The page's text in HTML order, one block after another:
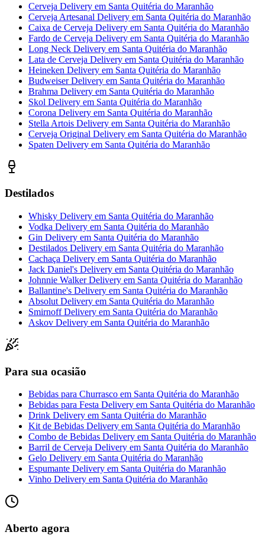
Cerveja Delivery em Santa Quitéria do Maranhão
Cerveja Artesanal Delivery em Santa Quitéria do Maranhão
Caixa de Cerveja Delivery em Santa Quitéria do Maranhão
Fardo de Cerveja Delivery em Santa Quitéria do Maranhão
Long Neck Delivery em Santa Quitéria do Maranhão
Lata de Cerveja Delivery em Santa Quitéria do Maranhão
Heineken Delivery em Santa Quitéria do Maranhão
Budweiser Delivery em Santa Quitéria do Maranhão
Brahma Delivery em Santa Quitéria do Maranhão
Skol Delivery em Santa Quitéria do Maranhão
Corona Delivery em Santa Quitéria do Maranhão
Stella Artois Delivery em Santa Quitéria do Maranhão
Cerveja Original Delivery em Santa Quitéria do Maranhão
Spaten Delivery em Santa Quitéria do Maranhão
Destilados
Whisky Delivery em Santa Quitéria do Maranhão
Vodka Delivery em Santa Quitéria do Maranhão
Gin Delivery em Santa Quitéria do Maranhão
Destilados Delivery em Santa Quitéria do Maranhão
Cachaça Delivery em Santa Quitéria do Maranhão
Jack Daniel's Delivery em Santa Quitéria do Maranhão
Johnnie Walker Delivery em Santa Quitéria do Maranhão
Ballantine's Delivery em Santa Quitéria do Maranhão
Absolut Delivery em Santa Quitéria do Maranhão
Smirnoff Delivery em Santa Quitéria do Maranhão
Askov Delivery em Santa Quitéria do Maranhão
Para sua ocasião
Bebidas para Churrasco em Santa Quitéria do Maranhão
Bebidas para Festa Delivery em Santa Quitéria do Maranhão
Drink Delivery em Santa Quitéria do Maranhão
Kit de Bebidas Delivery em Santa Quitéria do Maranhão
Combo de Bebidas Delivery em Santa Quitéria do Maranhão
Barril de Cerveja Delivery em Santa Quitéria do Maranhão
Gelo Delivery em Santa Quitéria do Maranhão
Espumante Delivery em Santa Quitéria do Maranhão
Vinho Delivery em Santa Quitéria do Maranhão
Aberto agora